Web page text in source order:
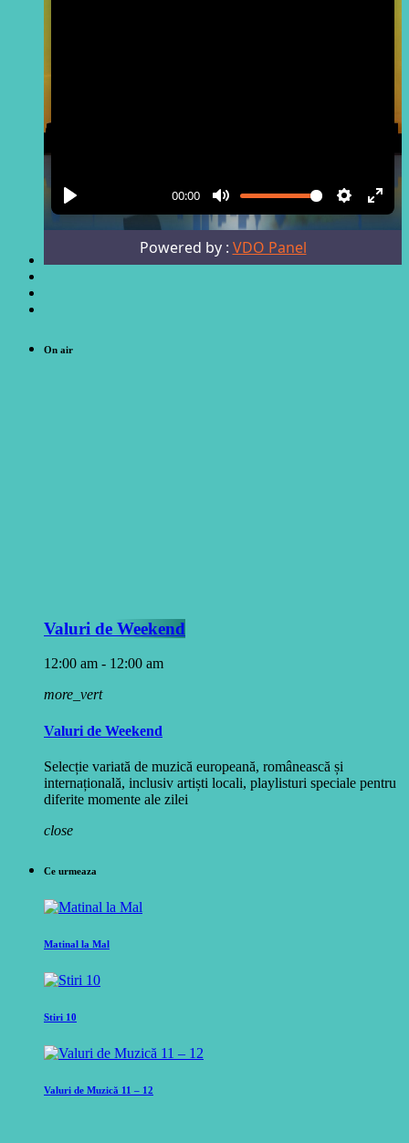
On air
Valuri de Weekend
12:00 am - 12:00 am
more_vert
Valuri de Weekend
Selecție variată de muzică europeană, românească și
internațională, inclusiv artiști locali, playlisturi speciale pentru
diferite momente ale zilei
close
Ce urmeaza
Matinal la Mal
Stiri 10
Valuri de Muzică 11 – 12